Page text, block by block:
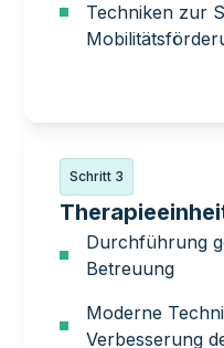
Techniken zur
Schritt 3
Durchführung
Betreuung
Moderne
Verbesserung